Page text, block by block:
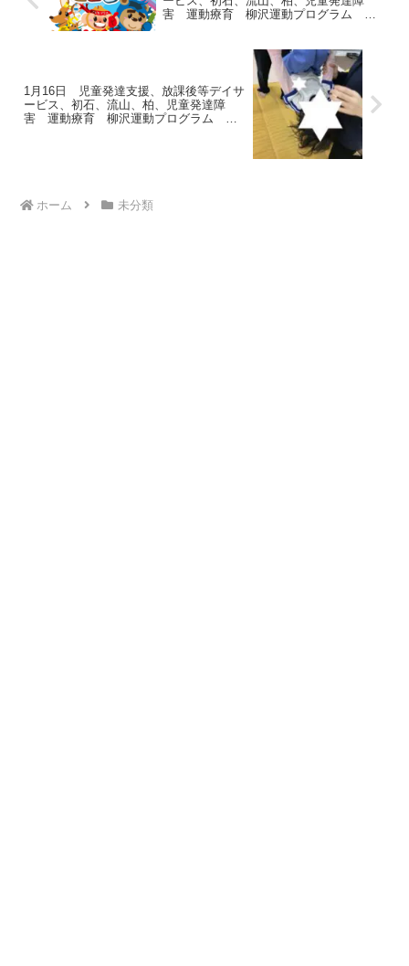
害 運動療育 柳沢運動プログラム こ
1月16日 児童発達支援、放課後等デイサ
ービス、初石、流山、柏、児童発達障
害 運動療育 柳沢運動プログラム こ
ホーム 未分類